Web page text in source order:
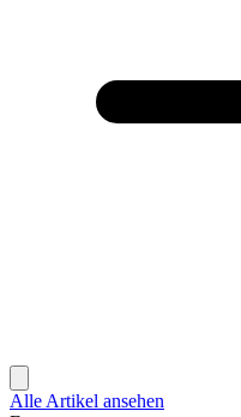
Alle Artikel ansehen